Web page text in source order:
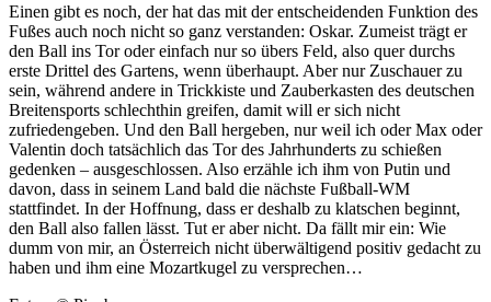
Einen gibt es noch, der hat das mit der entscheidenden Funktion des
Fußes auch noch nicht so ganz verstanden: Oskar. Zumeist trägt er
den Ball ins Tor oder einfach nur so übers Feld, also quer durchs
erste Drittel des Gartens, wenn überhaupt. Aber nur Zuschauer zu
sein, während andere in Trickkiste und Zauberkasten des deutschen
Breitensports schlechthin greifen, damit will er sich nicht
zufriedengeben. Und den Ball hergeben, nur weil ich oder Max oder
Valentin doch tatsächlich das Tor des Jahrhunderts zu schießen
gedenken – ausgeschlossen. Also erzähle ich ihm von Putin und
davon, dass in seinem Land bald die nächste Fußball-WM
stattfindet. In der Hoffnung, dass er deshalb zu klatschen beginnt,
den Ball also fallen lässt. Tut er aber nicht. Da fällt mir ein: Wie
dumm von mir, an Österreich nicht überwältigend positiv gedacht zu
haben und ihm eine Mozartkugel zu versprechen…